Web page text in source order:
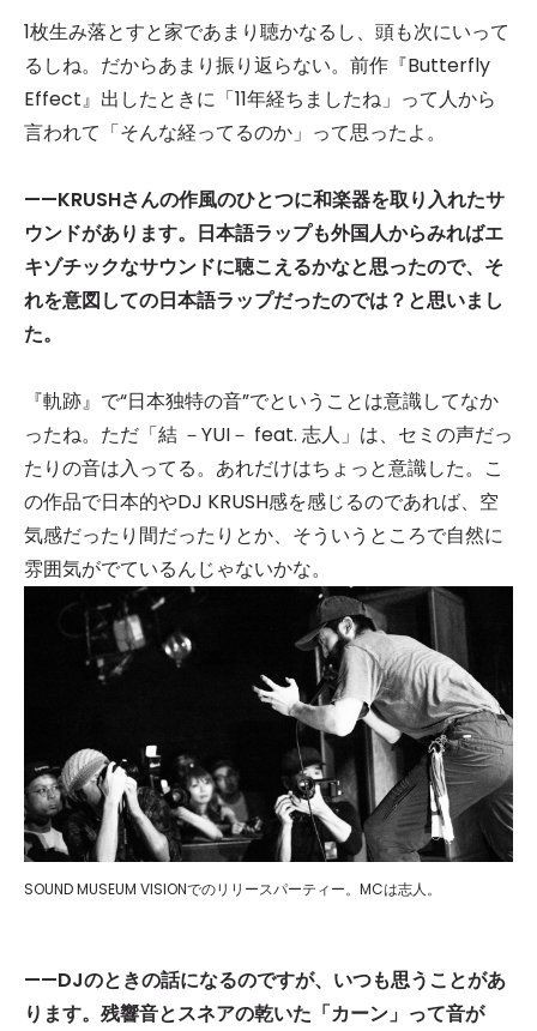
1枚生み落とすと家であまり聴かなるし、頭も次にいって
るしね。だからあまり振り返らない。前作『Butterfly
Effect』出したときに「11年経ちましたね」って人から
言われて「そんな経ってるのか」って思ったよ。
——KRUSHさんの作風のひとつに和楽器を取り入れたサ
ウンドがあります。日本語ラップも外国人からみればエ
キゾチックなサウンドに聴こえるかなと思ったので、そ
れを意図しての日本語ラップだったのでは？と思いまし
た。
『軌跡』で“日本独特の音”でということは意識してなか
ったね。ただ「結 －YUI－ feat. 志人」は、セミの声だっ
たりの音は入ってる。あれだけはちょっと意識した。こ
の作品で日本的やDJ KRUSH感を感じるのであれば、空
気感だったり間だったりとか、そういうところで自然に
雰囲気がでているんじゃないかな。
SOUND MUSEUM VISIONでのリリースパーティー。MCは志人。
——DJのときの話になるのですが、いつも思うことがあ
ります。残響音とスネアの乾いた「カーン」って音が